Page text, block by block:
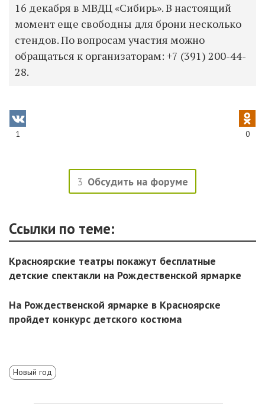
16 декабря в МВДЦ «Сибирь». В настоящий
момент еще свободны для брони несколько
стендов. По вопросам участия можно
обращаться к организаторам: +7 (391) 200-44-
28.
1 0
3 Обсудить на форуме
Ссылки по теме:
Красноярские театры покажут бесплатные
детские спектакли на Рождественской ярмарке
На Рождественской ярмарке в Красноярске
пройдет конкурс детского костюма
Новый год